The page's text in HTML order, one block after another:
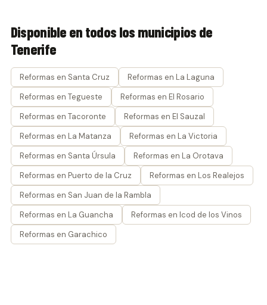
Disponible en todos los municipios de
Tenerife
Reformas en Santa Cruz
Reformas en La Laguna
Reformas en Tegueste
Reformas en El Rosario
Reformas en Tacoronte
Reformas en El Sauzal
Reformas en La Matanza
Reformas en La Victoria
Reformas en Santa Úrsula
Reformas en La Orotava
Reformas en Puerto de la Cruz
Reformas en Los Realejos
Reformas en San Juan de la Rambla
Reformas en La Guancha
Reformas en Icod de los Vinos
Reformas en Garachico